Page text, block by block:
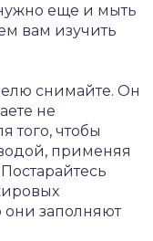
еще и мыть
вам изучить
снимайте. Он
не
того, чтобы
применяя
заполняют